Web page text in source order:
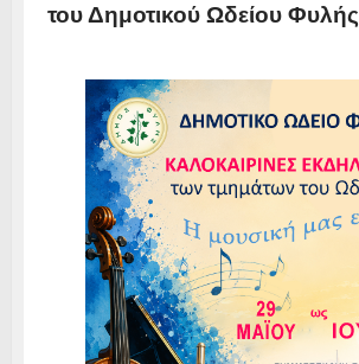
του Δημοτικού Ωδείου Φυλής